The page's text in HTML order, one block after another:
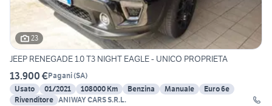
23
JEEP RENEGADE 1.0 T3 NIGHT EAGLE - UNICO PROPRIETA
13.900 €Pagani(SA)
Usato
01/2021 108000 Km Benzina Manuale
Euro 6e
Rivenditore ANIWAY CARS S.R.L.